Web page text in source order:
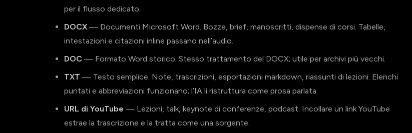
per il flusso dedicato.
DOCX — Documenti Microsoft Word. Bozze, brief, manoscritti, dispense di corsi. Tabelle,
intestazioni e citazioni inline passano nell’audio.
DOC — Formato Word storico. Stesso trattamento del DOCX; utile per archivi più vecchi.
TXT — Testo semplice. Note, trascrizioni, esportazioni markdown, riassunti di lezioni. Elenchi
puntati e abbreviazioni funzionano; l’IA li ristruttura come prosa parlata.
URL di YouTube — Lezioni, talk, keynote di conferenze, podcast. Incollare un link YouTube
estrae la trascrizione e la tratta come una sorgente.